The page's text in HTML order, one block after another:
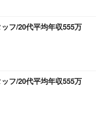
フ/20代平均年収555万
フ/20代平均年収555万